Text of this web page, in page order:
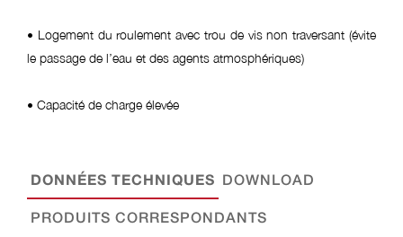
• Logement du roulement avec trou de vis non traversant (évite
le passage de l’eau et des agents atmosphériques)
• Capacité de charge élevée
DONNÉES TECHNIQUES DOWNLOAD
PRODUITS CORRESPONDANTS